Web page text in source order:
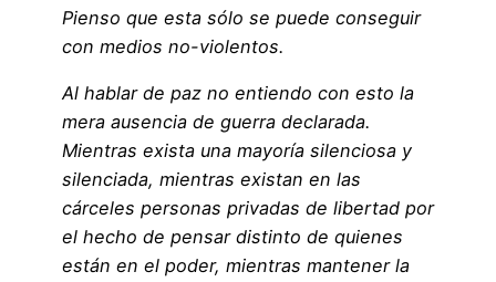
Pienso que esta sólo se puede conseguir
con medios no-violentos.
Al hablar de paz no entiendo con esto la
mera ausencia de guerra declarada.
Mientras exista una mayoría silenciosa y
silenciada, mientras existan en las
cárceles personas privadas de libertad por
el hecho de pensar distinto de quienes
están en el poder, mientras mantener la